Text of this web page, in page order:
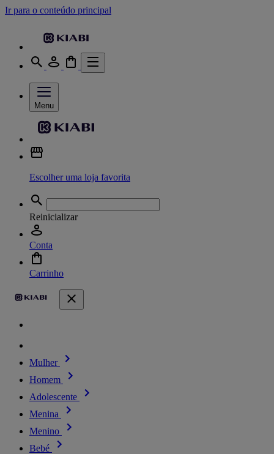
Ir para o conteúdo principal
Menu
Escolher uma loja favorita
Reinicializar
Conta
Carrinho
Mulher
Homem
Adolescente
Menina
Menino
Bebé